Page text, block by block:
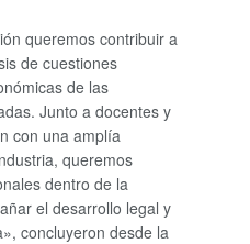
queremos contribuir a
de cuestiones
de las
Junto a docentes y
con una amplía
queremos
dentro de la
el desarrollo legal y
concluyeron desde la